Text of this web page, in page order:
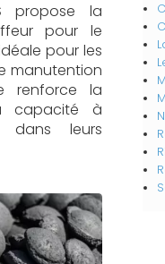
propose la
pour le
pour les
manutention
renforce la
capacité à
dans leurs